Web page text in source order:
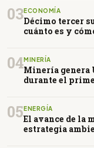
03ECONOMÍA
Décimo tercer
cuánto es y
04MINERÍA
Minería genera
durante el
05ENERGÍA
El avance de la
estrategia